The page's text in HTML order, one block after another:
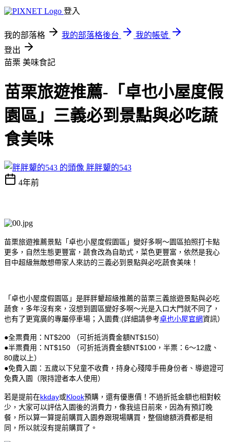
登入
我的部落格 我的部落格後台
我的帳號
登出
苗栗 美味食記
苗栗旅遊推薦-「卓也小屋度假
園區」三義必到景點與必吃蔬
食美味
胖胖顰的543
4年前
苗栗旅遊推薦景點「卓也小屋度假園區」變好多啊～園區拍照打卡點
更多，自然生態更豐富，蔬食改為自助式，菜色更豐富，依然是我心
目中超級無敵想帶家人來訪的三義必到景點與必吃蔬食美味！
「卓也小屋度假園區」是胖胖顰超級推薦的苗栗三義旅遊景點與必吃
蔬食，多年沒有來，沒想到園區變好多啊～光是入口大門就不同了，
也有了更寬廣的專屬停車場；入園費:(詳細請參考卓也小屋官網資訊）
●全票費用：NT$200 （可折抵消費金額NT$150）
●半票費用：NT$150 （可折抵消費金額NT$100，半票：6～12歲、
80歲以上）
●免費入園：五歲以下兒童不收費，持身心殘障手冊身份者、導遊證可
免費入園（限持證者本人使用）
若是提前在kkday或Klook預購，還有優惠價！不過折抵金額也相對較
少，大家可以評估入園後的消費力，像我這日前來，因為有預訂晚
餐，所以算一算提前購買入園券跟現場購買，整個總額消費都是相
同，所以就沒有提前購買了。